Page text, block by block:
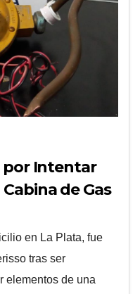
por Intentar
de Gas
en La Plata, fue
tras ser
elementos de una